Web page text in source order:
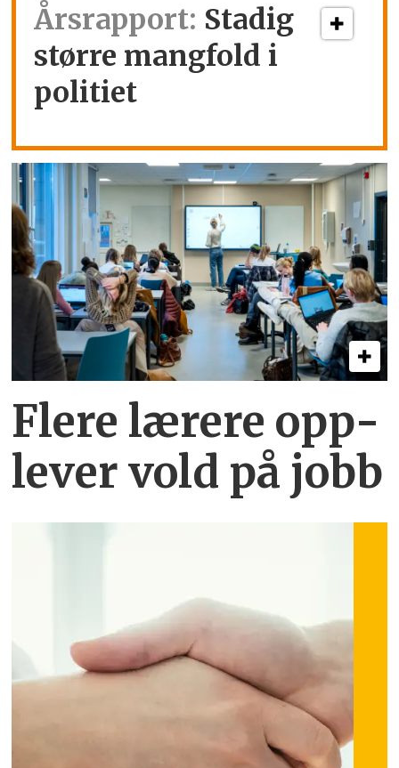
Årsrapport: Stadig
større mangfold i
politiet
Flere lærere opp­
lever vold på jobb